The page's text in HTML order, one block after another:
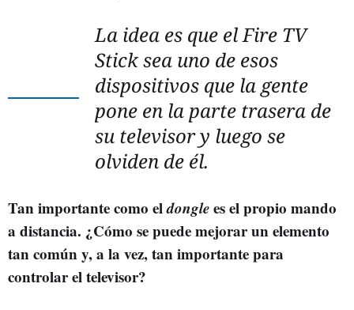
La idea es que el Fire TV
Stick sea uno de esos
dispositivos que la gente
pone en la parte trasera de
su televisor y luego se
olviden de él.
Tan importante como eldonglees el propio mando
a distancia. ¿Cómo se puede mejorar un elemento
tan común y, a la vez, tan importante para
controlar el televisor?